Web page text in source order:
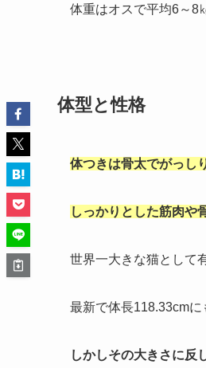
体重はオスで平均6～8
体型と性格
体つきは骨太でがっし
しっかりとした筋肉
世界一大きな猫として
最新で体長118.33cmに
しかしその大きさに反